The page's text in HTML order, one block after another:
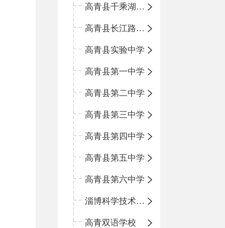
高青县千乘湖小学
高青县长江路小学
高青县实验中学
高青县第一中学
高青县第二中学
高青县第三中学
高青县第四中学
高青县第五中学
高青县第六中学
淄博科学技术学校
高青双语学校